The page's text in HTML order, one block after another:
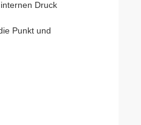
Druck
Punkt und